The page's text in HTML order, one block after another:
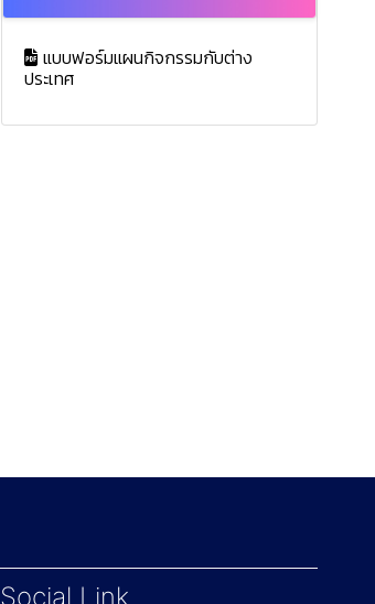
แบบฟอร์มแผนกิจกรรมกับต่าง
ประเทศ
Social Link